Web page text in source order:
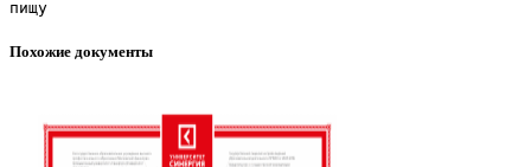
Похожие документы